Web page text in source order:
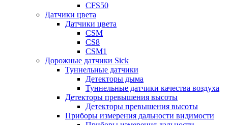
CFS50
Датчики цвета
Датчики цвета
CSM
CS8
CSM1
Дорожные датчики Sick
Туннельные датчики
Детекторы дыма
Туннельные датчики качества воздуха
Детекторы превышения высоты
Детекторы превышения высоты
Приборы измерения дальности видимости